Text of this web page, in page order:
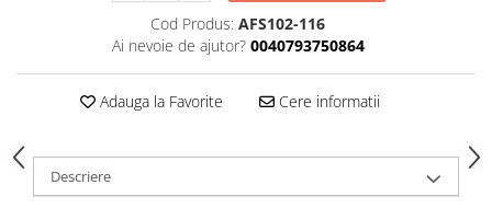
Cod Produs: AFS102-116
Ai nevoie de ajutor? 0040793750864
Adauga la Favorite Cere informatii
Descriere